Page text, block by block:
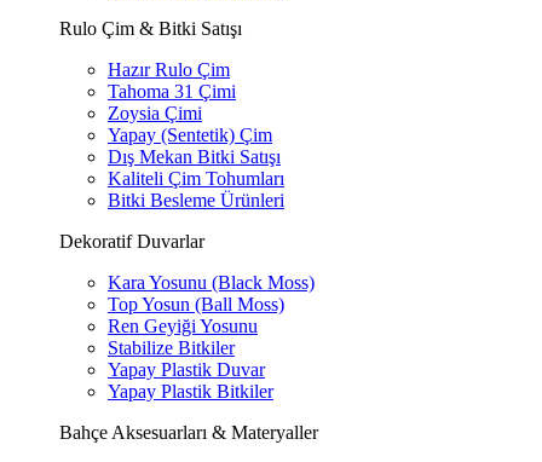
Rulo Çim & Bitki Satışı
Hazır Rulo Çim
Tahoma 31 Çimi
Zoysia Çimi
Yapay (Sentetik) Çim
Dış Mekan Bitki Satışı
Kaliteli Çim Tohumları
Bitki Besleme Ürünleri
Dekoratif Duvarlar
Kara Yosunu (Black Moss)
Top Yosun (Ball Moss)
Ren Geyiği Yosunu
Stabilize Bitkiler
Yapay Plastik Duvar
Yapay Plastik Bitkiler
Bahçe Aksesuarları & Materyaller